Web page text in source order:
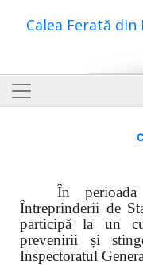
Calea Ferată din
În
Întreprinderii de
participă la un
prevenirii și
Inspectoratul